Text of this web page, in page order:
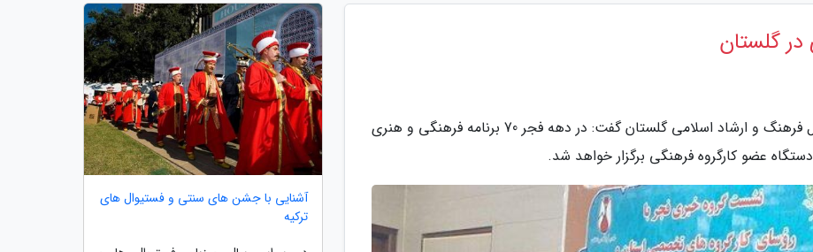
به گزارش آخرین خبر، خبرنگاران/گلستان مدیرکل فرهنگ و ارشاد اسلامی گلستان گفت: در دهه فجر 70 برنامه فرهنگی و هنری
آشنایی با جشن های سنتی و فستیوال های
ترکیه